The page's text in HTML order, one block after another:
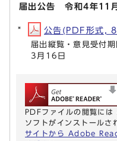
届出公告 令和4年11
公告(PDF形式,
届出縦覧・意見受付
3月16日
PDFファイルの閲覧に
ソフトがインストールさ
サイトから Adobe